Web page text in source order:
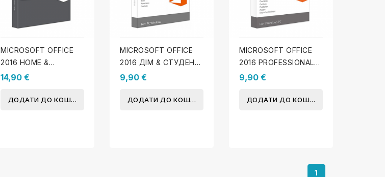
MICROSOFT OFFICE
2016 HOME &
BUSINESS (MAC)
14,90 €
ДОДАТИ ДО КОШИКА
MICROSOFT OFFICE
2016 ДІМ & СТУДЕНТ
(WINDOWS)
9,90 €
ДОДАТИ ДО КОШИКА
MICROSOFT OFFICE
2016 PROFESSIONAL
PLUS (WINDOWS)
9,90 €
ДОДАТИ ДО КОШИКА
1